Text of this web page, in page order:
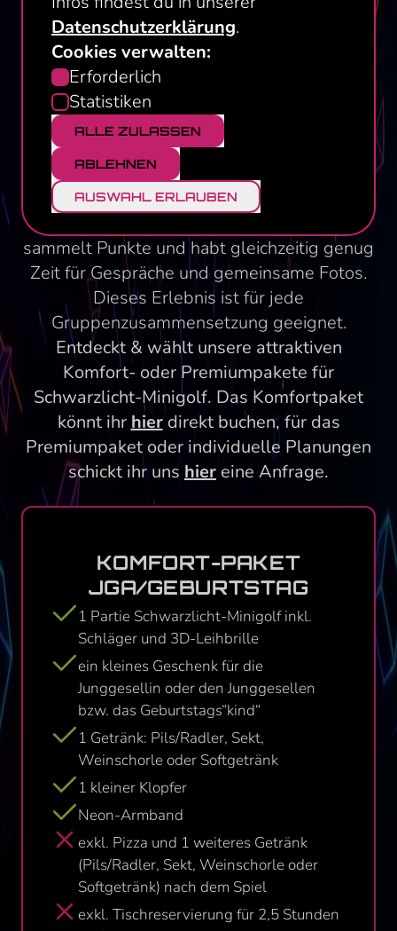
Schwarzlicht-Minigolf spielt ihr in kreativ
gestalteten Themenräumen, die durch
leuchtende Farben und 3D-Effekte eine
besondere Atmosphäre schaffen. Jede Bahn
wird einzigartig inszeniert und schafft so den
perfekten Rahmen für euren ausgelassenen
Junggesellenabschied oder eure
Geburtstagsfeier. Ihr tretet beim
sammelt Punkte und habt gleichzeitig genug
Zeit für Gespräche und gemeinsame Fotos.
Dieses Erlebnis ist für jede
Gruppenzusammensetzung geeignet.
Entdeckt & wählt unsere attraktiven
Komfort- oder Premiumpakete für
Schwarzlicht-Minigolf. Das Komfortpaket
könnt ihr hierdirekt buchen, für das
Premiumpaket oder individuelle Planungen
schickt ihr uns hier eine Anfrage.
KOMFORT-PAKET
JGA/G­EBURTSTAG
1 Partie Schwarzlicht-Minigolf inkl.
Schläger und 3D-Leihbrille
ein kleines Geschenk für die
Junggesellin oder den Junggesellen
bzw. das Geburtstags“kind“
1 Getränk: Pils/Radler, Sekt,
Weinschorle oder Softgetränk
1 kleiner Klopfer
Neon-Armband
exkl. Pizza und 1 weiteres Getränk
(Pils/Radler, Sekt, Weinschorle oder
Softgetränk) nach dem Spiel
exkl. Tischreservierung für 2,5 Stunden
Datenschutzerklärung.
Cookies verwalten:
Einwilligungsauswahl
Erforderlich
Statistiken
ALLE ZULASSEN
ABLEHNEN
AUSWAHL ERLAUBEN